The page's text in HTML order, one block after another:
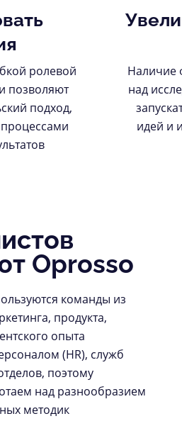
ролевой
позволяют
подход,
Наличие
над
идей и
Oprosso
команды из
продукта,
опыта
(HR), служб
поэтому
над разнообразием
методик